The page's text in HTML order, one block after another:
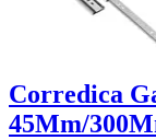
Corredica
45Mm/